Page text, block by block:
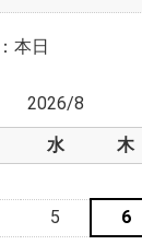
：本日
2026/8
水 木
5 6